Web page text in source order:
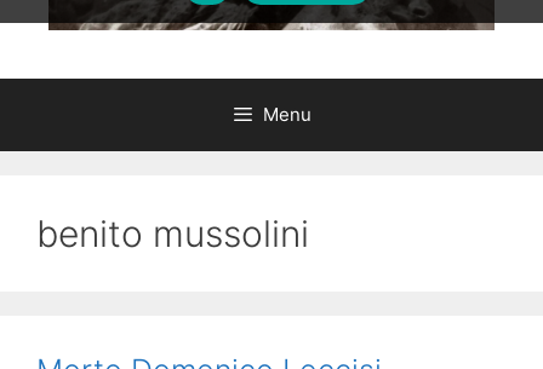
Menu
benito mussolini